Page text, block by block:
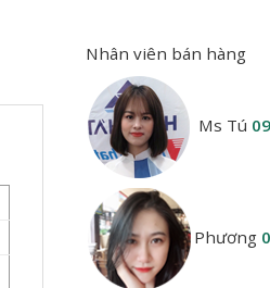
Nhân viên bán hàng
Ms Tú
Phương